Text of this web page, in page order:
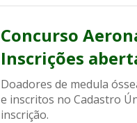
Concurso
Inscrições
Doadores de medula
e inscritos no Cadastro
inscrição.